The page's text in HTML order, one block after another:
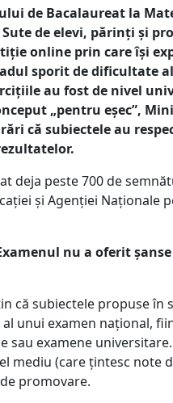
de Bacalaureat la
de elevi, părinți și
online prin care își
sporit de dificultate
au fost de nivel
„pentru eșec”,
că subiectele au
deja peste 700 de
și Agenției Naționale
nu a oferit
că subiectele propuse în
unui examen național,
sau examene
mediu (care țintesc note
promovare.